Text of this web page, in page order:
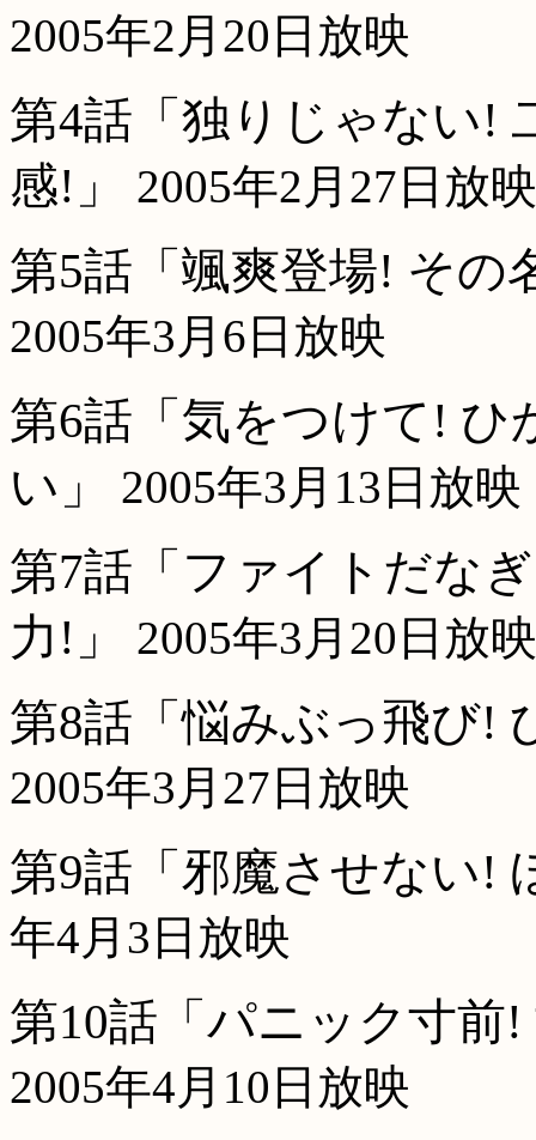
2005年2月20日放映
第4話「独りじゃない!
感!」
2005年2月27日放映
第5話「颯爽登場! その
2005年3月6日放映
第6話「気をつけて! ひ
い」
2005年3月13日放映
第7話「ファイトだな
力!」
2005年3月20日放映
第8話「悩みぶっ飛び!
2005年3月27日放映
第9話「邪魔させない!
年4月3日放映
第10話「パニック寸前
2005年4月10日放映